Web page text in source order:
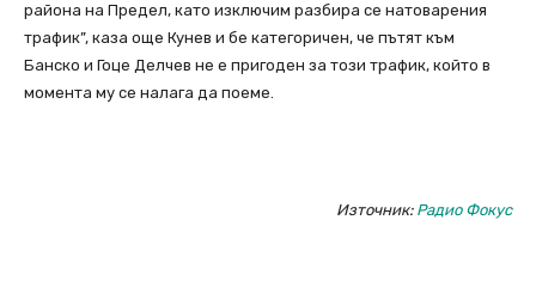
района на Предел, като изключим разбира се натоварения
трафик”, каза още Кунев и бе категоричен, че пътят към
Банско и Гоце Делчев не е пригоден за този трафик, който в
момента му се налага да поеме.
Източник: Радио Фокус